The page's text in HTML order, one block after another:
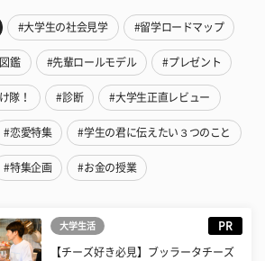
#大学生の社会見学 #留学ロードマップ
鑑 #先輩ロールモデル #プレゼント
隊！ #診断 #大学生正直レビュー
#恋愛特集 #学生の君に伝えたい３つのこと
#特集企画 #お金の授業
大学生活 PR
【チーズ好き必見】ブッラータチーズ